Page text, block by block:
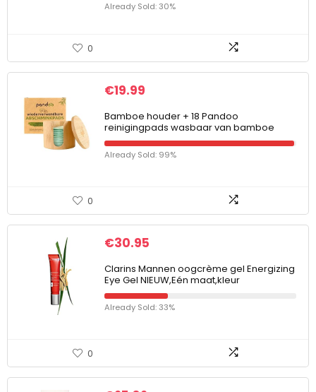
Already Sold: 30%
0
€19.99
Bamboe houder + 18 Pandoo
reinigingpads wasbaar van bamboe
Already Sold: 99%
0
€30.95
Clarins Mannen oogcrème gel Energizing
Eye Gel NIEUW,Eén maat,kleur
Already Sold: 33%
0